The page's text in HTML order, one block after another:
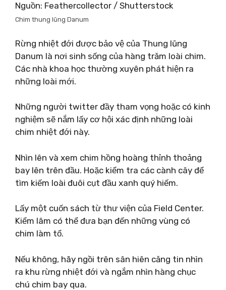
Nguồn: Feathercollector / Shutterstock
Chim thung lũng Danum
Rừng nhiệt đới được bảo vệ của Thung lũng
Danum là nơi sinh sống của hàng trăm loài chim.
Các nhà khoa học thường xuyên phát hiện ra
những loài mới.
Những người twitter đầy tham vọng hoặc có kinh
nghiệm sẽ nắm lấy cơ hội xác định những loài
chim nhiệt đới này.
Nhìn lên và xem chim hồng hoàng thỉnh thoảng
bay lên trên đầu. Hoặc kiểm tra các cành cây để
tìm kiếm loài đuôi cụt đầu xanh quý hiếm.
Lấy một cuốn sách từ thư viện của Field Center.
Kiểm lâm có thể đưa bạn đến những vùng có
chim làm tổ.
Nếu không, hãy ngồi trên sân hiên căng tin nhìn
ra khu rừng nhiệt đới và ngắm nhìn hàng chục
chú chim bay qua.